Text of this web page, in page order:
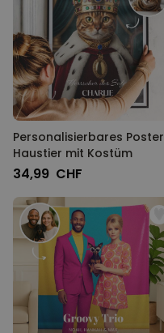
Personalisierbares Poster
Haustier mit Kostüm
34,99 CHF